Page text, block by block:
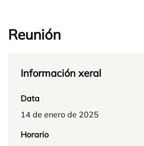
Reunión
Información xeral
Data
14 de enero de 2025
Horario